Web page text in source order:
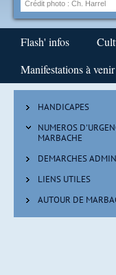
Flash' infos
Manifestations à
HANDICAPES
NUMEROS
MARBACHE
DEMARCHES
LIENS UTILES
AUTOUR DE